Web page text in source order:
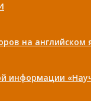
на английском
информации